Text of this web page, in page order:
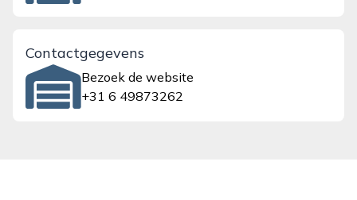
Contactgegevens
Bezoek de website
+31 6 49873262